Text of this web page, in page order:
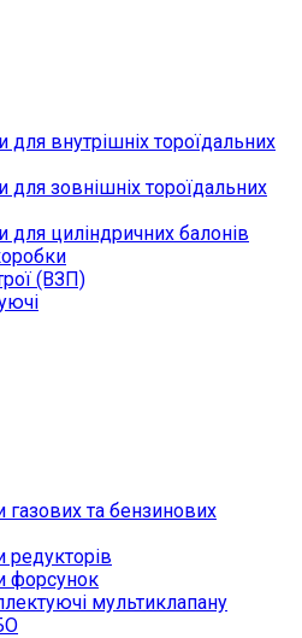
для внутрішніх тороїдальних
для зовнішніх тороїдальних
для циліндричних балонів
(ВЗП)
та бензинових
форсунок
мультиклапану